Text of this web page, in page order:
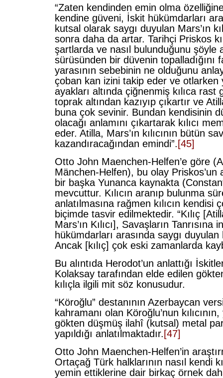
“Zaten kendinden emin olma
kendine güveni, İskit hükümdarları
kutsal olarak saygı duyulan Mars’ın
sonra daha da artar. Tarihçi Priskos
şartlarda ve nasıl bulunduğunu şöyle
sürüsünden bir düvenin topalladığını
yarasının sebebinin ne olduğunu
çoban kan izini takip eder ve otlarken
ayakları altında çiğnenmiş kılıca rast
toprak altından kazıyıp çıkartır ve
buna çok sevinir. Bundan kendisinin
olacağı anlamını çıkartarak kılıcı
eder. Atilla, Mars’ın kılıcının bütün
kazandıracağından emindi”. [45]
Otto John Maenchen-Helfen’e göre
Mänchen-Helfen), bu olay Priskos’un
bir başka Yunanca kaynakta
mevcuttur. Kılıcın aranıp bulunma
anlatılmasına rağmen kılıcın kendisi
biçimde tasvir edilmektedir. “Kılıç
Mars’ın Kılıcı], Savaşların Tanrısına
hükümdarları arasında saygı duyulan
Ancak [kılıç] çok eski zamanlarda
Bu alıntıda Herodot’un anlattığı
Kolaksay tarafından elde edilen
kılıçla ilgili mit söz konusudur.
“Köroğlu” destanının Azerbaycan
kahramanı olan Köroğlu’nun kılıcının,
gökten düşmüş ilahî (kutsal) metal
yapıldığı anlatılmaktadır. [47]
Otto John Maenchen-Helfen’in
Ortaçağ Türk halklarının nasıl kendi
yemin ettiklerine dair birkaç örnek